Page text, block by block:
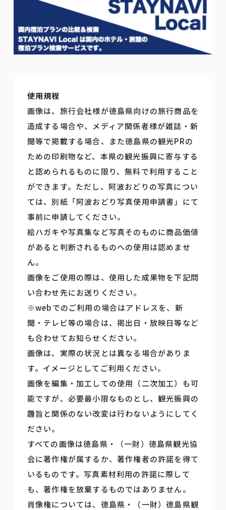
使用規程
画像は、旅行会社様が徳島県向けの旅行商品を
造成する場合や、メディア関係者様が雑誌・新
聞等で掲載する場合、また徳島県の観光PRの
ための印刷物など、本県の観光振興に寄与する
と認められるものに限り、無料で利用すること
ができます。ただし、阿波おどりの写真につい
ては、別紙「阿波おどり写真使用申請書」にて
事前に申請してください。
絵ハガキや写真集など写真そのものに商品価値
があると判断されるものへの使用は認めませ
ん。
画像をご使用の際は、使用した成果物を下記問
い合わせ先にお送りください。
※webでのご利用の場合はアドレスを、新
聞・テレビ等の場合は、掲出日・放映日等など
も合わせてお知らせください。
画像は、実際の状況とは異なる場合がありま
す。イメージとしてご利用ください。
画像を編集・加工しての使用（二次加工）も可
能ですが、必要最小限なものとし、観光振興の
趣旨と関係のない改変は行わないようにしてく
ださい。
すべての画像は徳島県・（一財）徳島県観光協
会に著作権が属するか、著作権者の許諾を得て
いるものです。写真素材利用の許諾に際して
も、著作権を放棄するものではありません。
肖像権については、徳島県・（一財）徳島県観